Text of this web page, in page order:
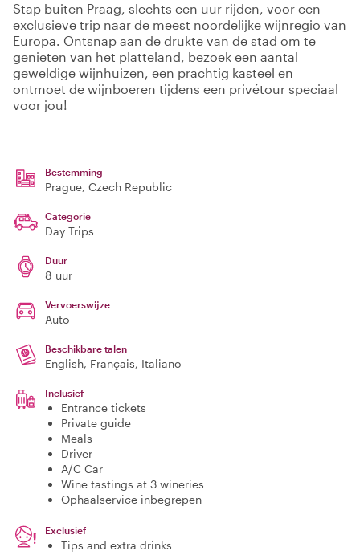
Stap buiten Praag, slechts een uur rijden, voor een
exclusieve trip naar de meest noordelijke wijnregio van
Europa. Ontsnap aan de drukte van de stad om te
genieten van het platteland, bezoek een aantal
geweldige wijnhuizen, een prachtig kasteel en
ontmoet de wijnboeren tijdens een privétour speciaal
voor jou!
Bestemming
Prague, Czech Republic
Categorie
Day Trips
Duur
8 uur
Vervoerswijze
Auto
Beschikbare talen
English, Français, Italiano
Inclusief
Entrance tickets
Private guide
Meals
Driver
A/C Car
Wine tastings at 3 wineries
Ophaalservice inbegrepen
Exclusief
Tips and extra drinks